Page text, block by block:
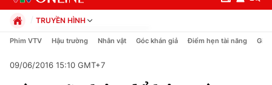
TRUYỀN HÌNH
Chính trị
Pháp luật
Phim VTV Hậu trường Nhân vật Góc khán giả Điểm hẹn tài năng Giải
09/06/2016 15:10 GMT+7